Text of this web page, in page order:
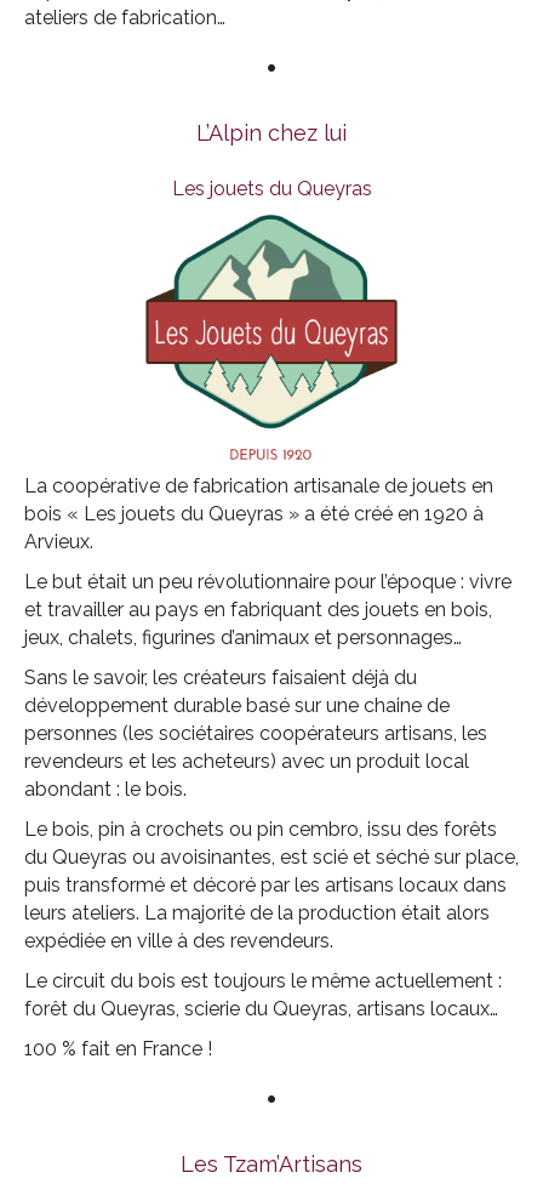
ateliers de fabrication…
•
L’Alpin chez lui
Les jouets du Queyras
La coopérative de fabrication artisanale de jouets en
bois « Les jouets du Queyras » a été créé en 1920 à
Arvieux.
Le but était un peu révolutionnaire pour l’époque : vivre
et travailler au pays en fabriquant des jouets en bois,
jeux, chalets, figurines d’animaux et personnages…
Sans le savoir, les créateurs faisaient déjà du
développement durable basé sur une chaine de
personnes (les sociétaires coopérateurs artisans, les
revendeurs et les acheteurs) avec un produit local
abondant : le bois.
Le bois, pin à crochets ou pin cembro, issu des forêts
du Queyras ou avoisinantes, est scié et séché sur place,
puis transformé et décoré par les artisans locaux dans
leurs ateliers. La majorité de la production était alors
expédiée en ville à des revendeurs.
Le circuit du bois est toujours le même actuellement :
forêt du Queyras, scierie du Queyras, artisans locaux…
100 % fait en France !
•
Les Tzam’Artisans